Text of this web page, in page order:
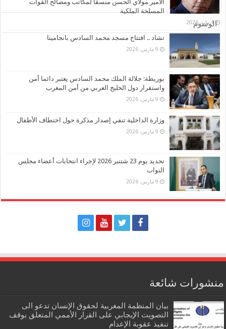
تعليقات
الوسوم
الأمير مولاي الحسن منسقا لمكاتب ومصالح القوات
المسلحة الملكية
4 مايو، 2026
تشاد .. افتتاح مسجد محمد السادس بانجامينا
9 مارس، 2026
بوريطة: جلالة الملك محمد السادس يعتبر دائما أمن
واستقرار دول الخليج العربي من أمن المغرب
9 مارس، 2026
وزارة الداخلية تنفي إصدار مذكرة حول اختطاف الأطفال
9 مارس، 2026
تحديد يوم 23 شتنبر 2026 لإجراء انتخابات أعضاء مجلس
النواب
9 مارس، 2026
منشورات شائعة
بيان المنظمة المغربية لحقوق الإنسان تدعو الى
التصويت الإيجابي على القرار الأممي المتعلق بوقف
تنفيذ عقوبة الإعدام